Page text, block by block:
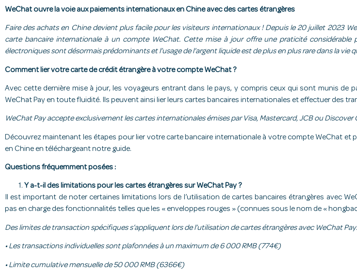
WeChat ouvre la voie aux paiements internationaux en Chine avec des cartes étrangères
Faire des achats en Chine devient plus facile pour les visiteurs internationaux ! Depuis le 20 juillet 2023
carte bancaire internationale à un compte WeChat. Cette mise à jour offre une praticité considérable
électroniques sont désormais prédominants et l’usage de l’argent liquide est de plus en plus rare dans la vie
Comment lier votre carte de crédit étrangère à votre compte WeChat ?
Avec cette dernière mise à jour, les voyageurs entrant dans le pays, y compris ceux qui sont munis de
WeChat Pay en toute fluidité. Ils peuvent ainsi lier leurs cartes bancaires internationales et effectuer des
WeChat Pay accepte exclusivement les cartes internationales émises par Visa, Mastercard, JCB ou Discover
Découvrez maintenant les étapes pour lier votre carte bancaire internationale à votre compte WeChat et
en Chine en téléchargeant notre guide.
Questions fréquemment posées :
Y a-t-il des limitations pour les cartes étrangères sur WeChat Pay ?
Il est important de noter certaines limitations lors de l’utilisation de cartes bancaires étrangères avec
pas en charge des fonctionnalités telles que les « enveloppes rouges » (connues sous le nom de «
Des limites de transaction spécifiques s’appliquent lors de l’utilisation de cartes étrangères avec WeChat Pay.
• Les transactions individuelles sont plafonnées à un maximum de 6 000 RMB (774€)
• Limite cumulative mensuelle de 50 000 RMB (6366€)